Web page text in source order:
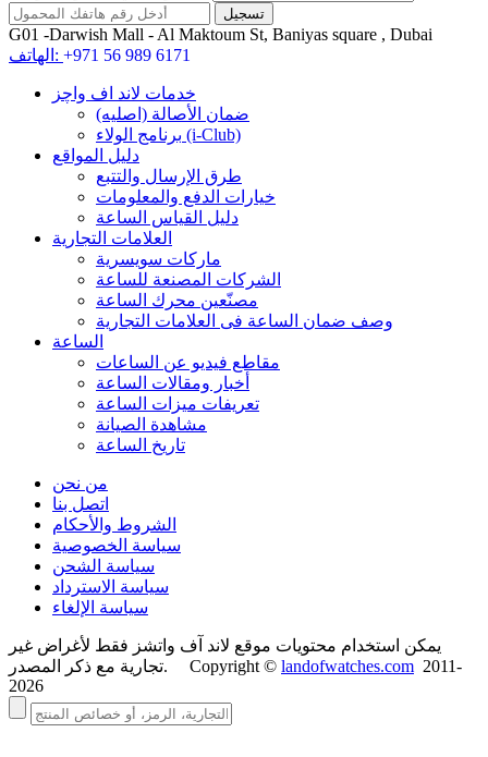
G01 -Darwish Mall - Al Maktoum St, Baniyas square , Dubai
الهاتف: +971 56 989 6171
خدمات لاند اف واچز
ضمان الأصالة (اصلیه)
برنامج الولاء (i-Club)
دليل المواقع
طرق الإرسال والتتبع
خيارات الدفع والمعلومات
دليل القياس الساعة
العلامات التجارية
ماركات سويسرية
الشركات المصنعة للساعة
مصنّعين محرك الساعة
وصف ضمان الساعة فی العلامات التجارية
الساعة
مقاطع فيديو عن الساعات
أخبار ومقالات الساعة
تعريفات ميزات الساعة
مشاهدة الصيانة
تاريخ الساعة
من نحن
اتصل بنا
الشروط والأحكام
سياسة الخصوصية
سياسة الشحن
سياسة الاسترداد
سياسة الإلغاء
يمكن استخدام محتويات موقع لاند آف واتشز فقط لأغراض غير
تجارية مع ذكر المصدر. Copyright © landofwatches.com 2011-
2026